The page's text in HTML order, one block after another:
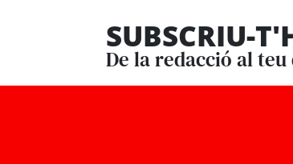
SUBSCRIU-
De la redacció al